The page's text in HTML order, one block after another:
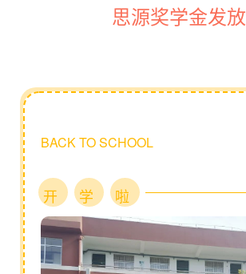
思源奖学金发放
BACK TO SCHOOL
开 学 啦